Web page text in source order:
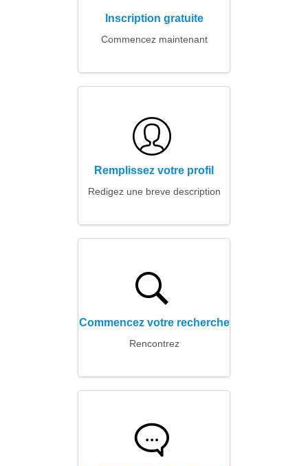
Inscription gratuite
Commencez maintenant
Remplissez votre profil
Redigez une breve description
Commencez votre recherche
Rencontrez